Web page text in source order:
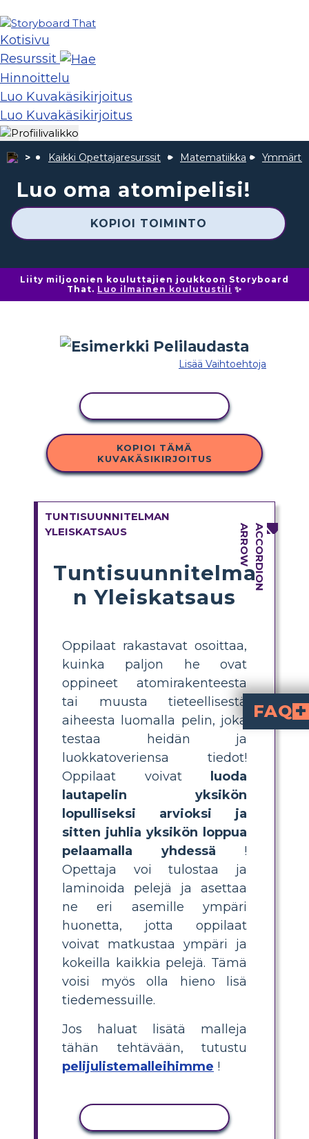
Kotisivu
Resurssit
Hinnoittelu
Luo Kuvakäsikirjoitus
Luo Kuvakäsikirjoitus
Kaikki Opettajaresurssit Matematiikka
Luo oma atomipelisi!
KOPIOI TOIMINTO
Liity miljoonien kouluttajien joukkoon Storyboard
That. Luo ilmainen koulutustili ✨
Lisää Vaihtoehtoja
KOPIOI TÄMÄ
KUVAKÄSIKIRJOITUS
TUNTISUUNNITELMAN
YLEISKATSAUS
Tuntisuunnitelma
n Yleiskatsaus
Oppilaat rakastavat osoittaa,
kuinka paljon he ovat
oppineet atomirakenteesta
tai muusta tieteellisestä
aiheesta luomalla pelin, joka
testaa heidän ja
luokkatoveriensa tiedot!
Oppilaat voivat
luoda
lautapelin yksikön
lopulliseksi arvioksi ja
sitten juhlia yksikön loppua
pelaamalla yhdessä !
Opettaja voi tulostaa ja
laminoida pelejä ja asettaa
ne eri asemille ympäri
huonetta, jotta oppilaat
voivat matkustaa ympäri ja
kokeilla kaikkia pelejä. Tämä
voisi myös olla hieno lisä
tiedemessuille.
Jos haluat lisätä malleja
tähän tehtävään, tutustu
pelijulistemalleihimme !
FAQ